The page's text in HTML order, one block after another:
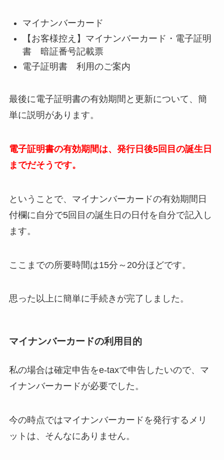
マイナンバーカード
【お客様控え】マイナンバーカード・電子証明
書 暗証番号記載票
電子証明書 利用のご案内
最後に電子証明書の有効期間と更新について、簡
単に説明があります。
電子証明書の有効期間は、発行日後5回目の誕生日
までだそうです。
ということで、マイナンバーカードの有効期間日
付欄に自分で5回目の誕生日の日付を自分で記入し
ます。
ここまでの所要時間は15分～20分ほどです。
思った以上に簡単に手続きが完了しました。
マイナンバーカードの利用目的
私の場合は確定申告をe-taxで申告したいので、マ
イナンバーカードが必要でした。
今の時点ではマイナンバーカードを発行するメリ
ットは、そんなにありません。